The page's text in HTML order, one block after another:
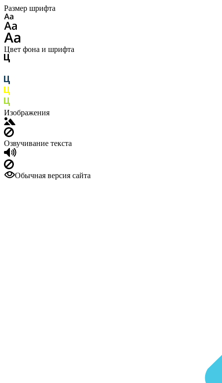
Размер шрифта
Цвет фона и шрифта
Изображения
Озвучивание текста
Обычная версия сайта